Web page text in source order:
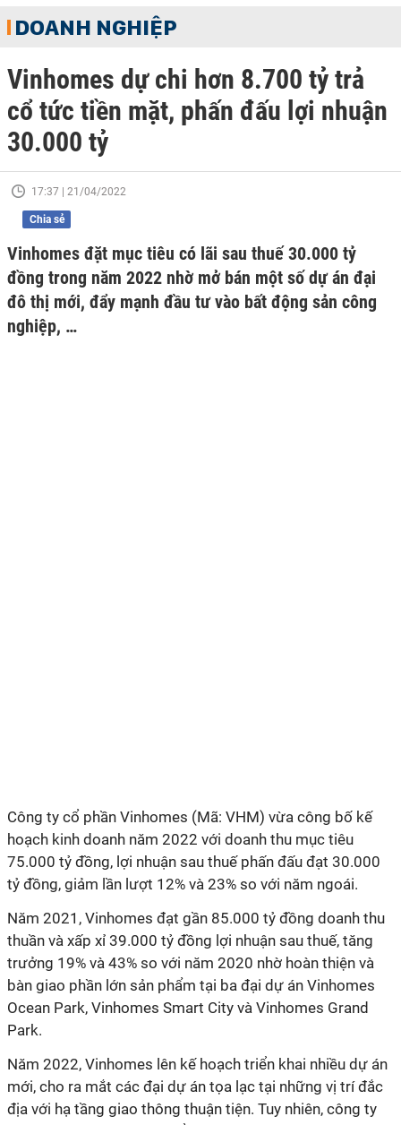
DOANH NGHIỆP
Vinhomes dự chi hơn 8.700 tỷ trả
cổ tức tiền mặt, phấn đấu lợi nhuận
30.000 tỷ
17:37 | 21/04/2022
Chia sẻ
Vinhomes đặt mục tiêu có lãi sau thuế 30.000 tỷ
đồng trong năm 2022 nhờ mở bán một số dự án đại
đô thị mới, đẩy mạnh đầu tư vào bất động sản công
nghiệp, …
Công ty cổ phần Vinhomes (Mã: VHM) vừa công bố kế
hoạch kinh doanh năm 2022 với doanh thu mục tiêu
75.000 tỷ đồng, lợi nhuận sau thuế phấn đấu đạt 30.000
tỷ đồng, giảm lần lượt 12% và 23% so với năm ngoái.
Năm 2021, Vinhomes đạt gần 85.000 tỷ đồng doanh thu
thuần và xấp xỉ 39.000 tỷ đồng lợi nhuận sau thuế, tăng
trưởng 19% và 43% so với năm 2020 nhờ hoàn thiện và
bàn giao phần lớn sản phẩm tại ba đại dự án Vinhomes
Ocean Park, Vinhomes Smart City và Vinhomes Grand
Park.
Năm 2022, Vinhomes lên kế hoạch triển khai nhiều dự án
mới, cho ra mắt các đại dự án tọa lạc tại những vị trí đắc
địa với hạ tầng giao thông thuận tiện. Tuy nhiên, công ty